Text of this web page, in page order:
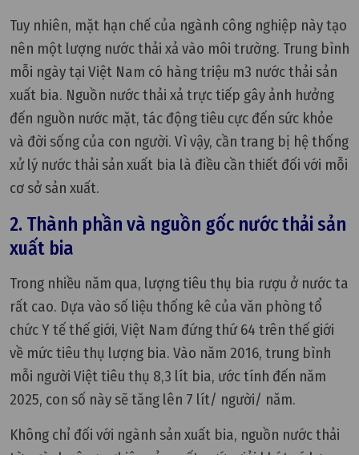
Tuy nhiên, mặt hạn chế của ngành công nghiệp này tạo
nên một lượng nước thải xả vào môi trường. Trung bình
mỗi ngày tại Việt Nam có hàng triệu m3 nước thải sản
xuất bia. Nguồn nước thải xả trực tiếp gây ảnh hưởng
đến nguồn nước mặt, tác động tiêu cực đến sức khỏe
và đời sống của con người. Vì vậy, cần trang bị hệ thống
xử lý nước thải sản xuất bia là điều cần thiết đối với mỗi
cơ sở sản xuất.
2. Thành phần và nguồn gốc nước thải sản
xuất bia
Trong nhiều năm qua, lượng tiêu thụ bia rượu ở nước ta
rất cao. Dựa vào số liệu thống kê của văn phòng tổ
chức Y tế thế giới, Việt Nam đứng thứ 64 trên thế giới
về mức tiêu thụ lượng bia. Vào năm 2016, trung bình
mỗi người Việt tiêu thụ 8,3 lít bia, ước tính đến năm
2025, con số này sẽ tăng lên 7 lít/ người/ năm.
Không chỉ đối với ngành sản xuất bia, nguồn nước thải